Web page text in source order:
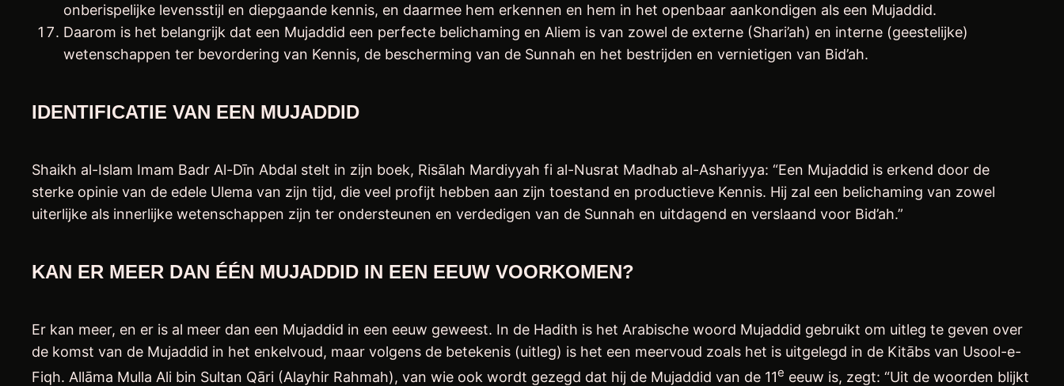
onberispelijke levensstijl en diepgaande kennis, en daarmee hem erkennen en hem in het openbaar aankondigen als een Mujaddid.
Daarom is het belangrijk dat een Mujaddid een perfecte belichaming en Aliem is van zowel de externe (Shari’ah) en interne (geestelijke)
wetenschappen ter bevordering van Kennis, de bescherming van de Sunnah en het bestrijden en vernietigen van Bid’ah.
IDENTIFICATIE VAN EEN MUJADDID
Shaikh al-Islam Imam Badr Al-Dīn Abdal stelt in zijn boek, Risālah Mardiyyah fi al-Nusrat Madhab al-Ashariyya: “Een Mujaddid is erkend door de
sterke opinie van de edele Ulema van zijn tijd, die veel profijt hebben aan zijn toestand en productieve Kennis. Hij zal een belichaming van zowel
uiterlijke als innerlijke wetenschappen zijn ter ondersteunen en verdedigen van de Sunnah en uitdagend en verslaand voor Bid’ah.”
KAN ER MEER DAN ÉÉN MUJADDID IN EEN EEUW VOORKOMEN?
Er kan meer, en er is al meer dan een Mujaddid in een eeuw geweest. In de Hadith is het Arabische woord Mujaddid gebruikt om uitleg te geven over
de komst van de Mujaddid in het enkelvoud, maar volgens de betekenis (uitleg) is het een meervoud zoals het is uitgelegd in de Kitābs van Usool-e-
Fiqh. Allāma Mulla Ali bin Sultan Qāri (Alayhir Rahmah), van wie ook wordt gezegd dat hij de Mujaddid van de 11e eeuw is, zegt: “Uit de woorden blijkt